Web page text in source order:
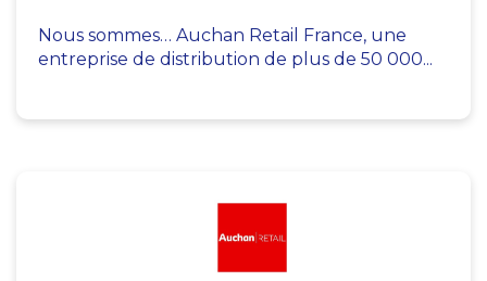
Nous sommes… Auchan Retail France, une
entreprise de distribution de plus de 50 000...